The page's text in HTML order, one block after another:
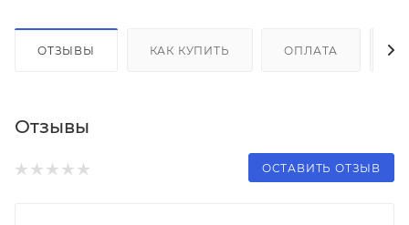
ОТЗЫВЫ КАК КУПИТЬ ОПЛАТА
Отзывы
ОСТАВИТЬ ОТЗЫВ